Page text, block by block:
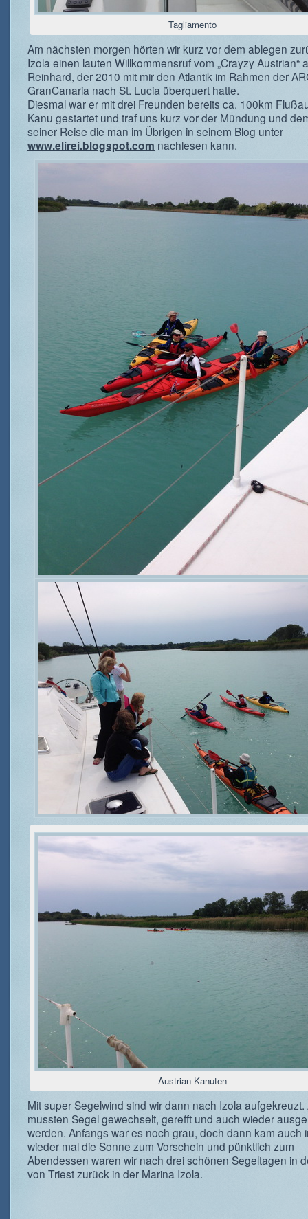
Tagliamento
Am nächsten morgen hörten wir kurz vor dem ablegen
Izola einen lauten Willkommensruf vom „Crayzy Austrian“
Reinhard, der 2010 mit mir den Atlantik im Rahmen der
GranCanaria nach St. Lucia überquert hatte.
Diesmal war er mit drei Freunden bereits ca. 100km
Kanu gestartet und traf uns kurz vor der Mündung und
seiner Reise die man im Übrigen in seinem Blog unter
www.elirei.blogspot.com nachlesen kann.
Austrian Kanuten
Mit super Segelwind sind wir dann nach Izola
mussten Segel gewechselt, gerefft und auch wieder
werden. Anfangs war es noch grau, doch dann kam auch
wieder mal die Sonne zum Vorschein und pünktlich zum
Abendessen waren wir nach drei schönen Segeltagen in
von Triest zurück in der Marina Izola.